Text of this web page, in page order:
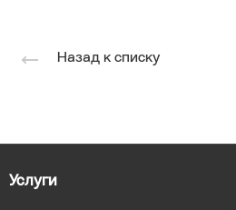
Назад к списку
Услуги